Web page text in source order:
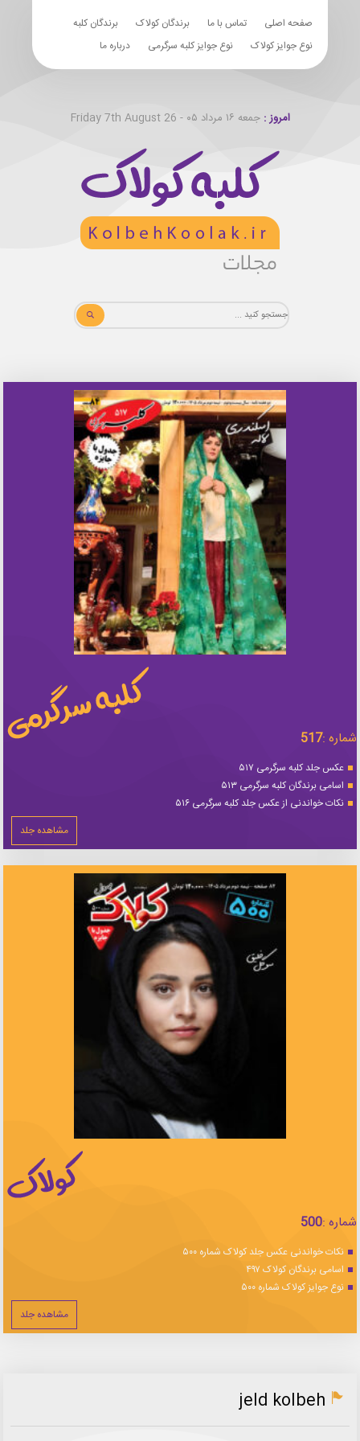
صفحه اصلی تماس با ما برندگان کولاک
برندگان کلبه
نوع جوایز کولاک
نوع جوایز کلبه سرگرمی درباره ما
امروز :جمعه ۱۶ مرداد ۰۵ - Friday 7th August 26
شماره :517
عکس جلد کلبه سرگرمی ۵۱۷
اسامی برندگان کلبه سرگرمی ۵۱۳
نکات خواندنی از عکس جلد کلبه سرگرمی ۵۱۶
مشاهده جلد
شماره :500
نکات خواندنی عکس جلد کولاک شماره ۵۰۰
اسامی برندگان کولاک ۴۹۷
نوع جوایز کولاک شماره ۵۰۰
مشاهده جلد
jeld kolbeh